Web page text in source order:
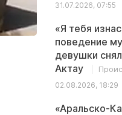
31.07.2026, 07:55
«Я тебя
поведение
девушки
Актау
02.08.2026, 18:29
«Аральско-